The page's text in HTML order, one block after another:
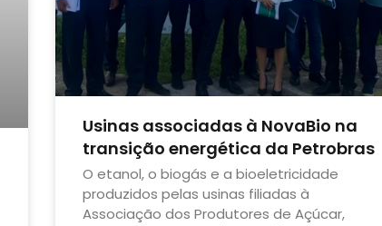
Usinas associadas à NovaBio na
transição energética da Petrobras
O etanol, o biogás e a bioeletricidade
produzidos pelas usinas filiadas à
Associação dos Produtores de Açúcar,